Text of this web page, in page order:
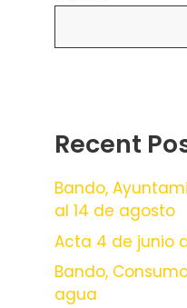
Recent
Bando,
al 14 de agosto
Acta 4 de junio
Bando,
agua